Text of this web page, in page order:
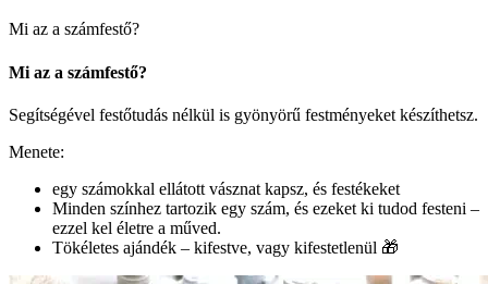
Mi az a számfestő?
Mi az a számfestő?
Segítségével festőtudás nélkül is gyönyörű festményeket készíthetsz.
Menete:
egy számokkal ellátott vásznat kapsz, és festékeket
Minden színhez tartozik egy szám, és ezeket ki tudod festeni –
ezzel kel életre a műved.
Tökéletes ajándék – kifestve, vagy kifestetlenül 🎁